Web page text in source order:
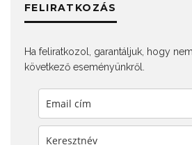
FELIRATKOZÁS
Ha feliratkozol, garantáljuk, hogy
következő eseményünkről.